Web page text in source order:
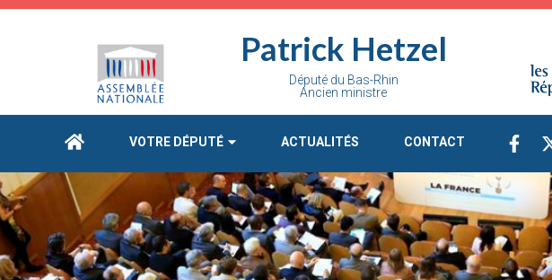
Patrick Hetzel
Député du Bas-Rhin
Ancien ministre
VOTRE DÉPUTÉ ACTUALITÉS CONTACT